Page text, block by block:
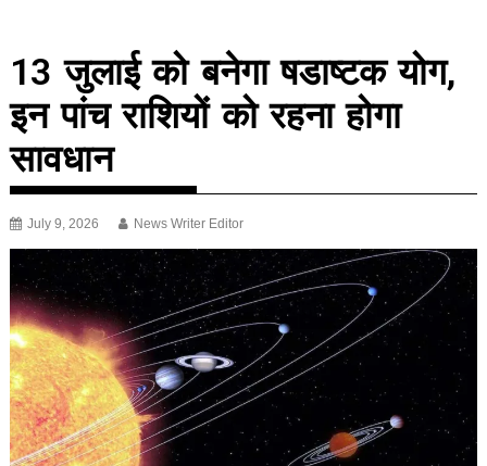
13 जुलाई को बनेगा षडाष्टक योग,
इन पांच राशियों को रहना होगा
सावधान
July 9, 2026 News Writer Editor